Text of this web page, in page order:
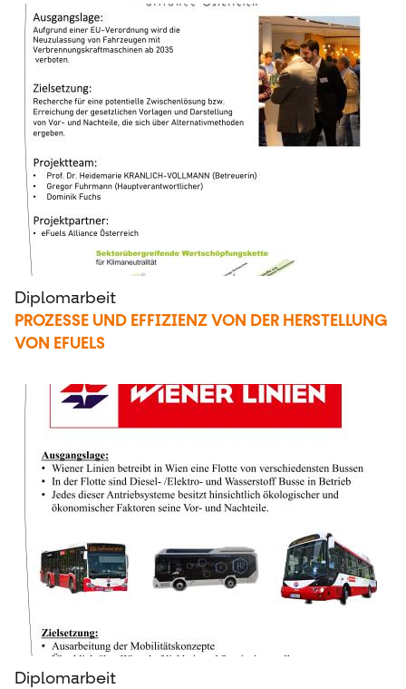
Diplomarbeit
PROZESSE UND EFFIZIENZ VON DER HERSTELLUNG
VON EFUELS
Diplomarbeit